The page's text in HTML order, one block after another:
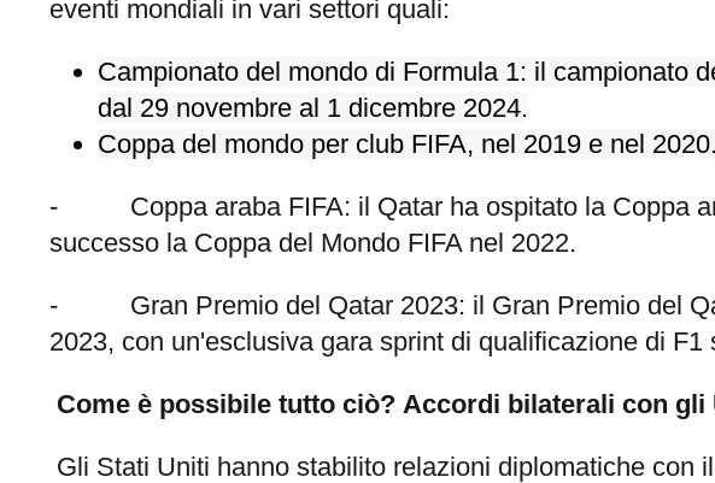
eventi mondiali in vari settori quali:
Campionato del mondo di Formula 1: il campionato
dal 29 novembre al 1 dicembre 2024.
Coppa del mondo per club FIFA, nel 2019 e nel 2020.
- Coppa araba FIFA: il Qatar ha ospitato la Coppa
successo la Coppa del Mondo FIFA nel 2022.
- Gran Premio del Qatar 2023: il Gran Premio del
2023, con un'esclusiva gara sprint di qualificazione di F1
Come è possibile tutto ciò? Accordi bilaterali con gli
Gli Stati Uniti hanno stabilito relazioni diplomatiche con